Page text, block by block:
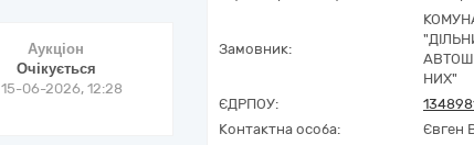
Аукціон
Очікується
15-06-2026, 12:28
Замовник:
НИХ"
ЄДРПОУ:
Контактна особа:
Євген